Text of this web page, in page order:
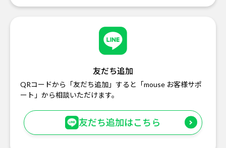
友だち追加
QRコードから「友だち追加」すると「mouse お客様サポ
ート」から相談いただけます。
友だち追加はこちら